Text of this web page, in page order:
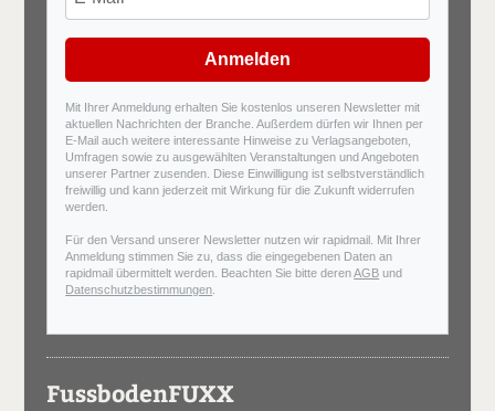
Anmelden
Mit Ihrer Anmeldung erhalten Sie kostenlos unseren Newsletter mit
aktuellen Nachrichten der Branche. Außerdem dürfen wir Ihnen per
E-Mail auch weitere interessante Hinweise zu Verlagsangeboten,
Umfragen sowie zu ausgewählten Veranstaltungen und Angeboten
unserer Partner zusenden. Diese Einwilligung ist selbstverständlich
freiwillig und kann jederzeit mit Wirkung für die Zukunft widerrufen
werden.
Für den Versand unserer Newsletter nutzen wir rapidmail. Mit Ihrer
Anmeldung stimmen Sie zu, dass die eingegebenen Daten an
rapidmail übermittelt werden. Beachten Sie bitte derenAGB und
Datenschutzbestimmungen
FussbodenFUXX